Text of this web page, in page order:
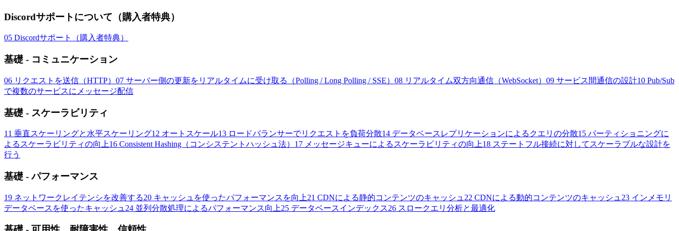
Discordサポートについて（購入者特典）
05 Discordサポート（購入者特典）
基礎 - コミュニケーション
06 リクエストを送信（HTTP） 07 サーバー側の更新をリアルタイムに受け取る（Polling / Long Polling / SSE） 08 リアルタイム双方向通信（WebSocket） 09 サービス間通信の設計10 Pub/Sub
で複数のサービスにメッセージ配信
基礎 - スケーラビリティ
11 垂直スケーリングと水平スケーリング12 オートスケール13 ロードバランサーでリクエストを負荷分散14 データベースレプリケーションによるクエリの分散15 パーティショニングに
よるスケーラビリティの向上16 Consistent Hashing（コンシステントハッシュ法） 17 メッセージキューによるスケーラビリティの向上18 ステートフル接続に対してスケーラブルな設計を
行う
基礎 - パフォーマンス
19 ネットワークレイテンシを改善する20 キャッシュを使ったパフォーマンスを向上21 CDNによる静的コンテンツのキャッシュ 22 CDNによる動的コンテンツのキャッシュ 23 インメモリ
データベースを使ったキャッシュ 24 並列分散処理によるパフォーマンス向上25 データベースインデックス26 スロークエリ分析と最適化